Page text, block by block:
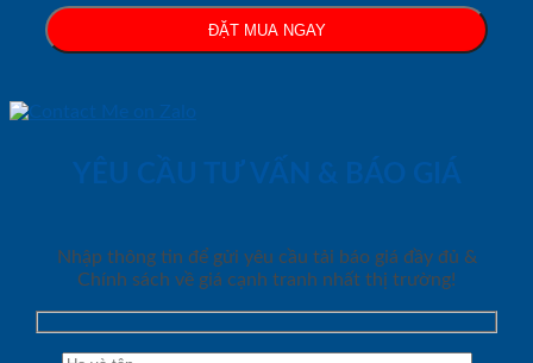
ĐẶT MUA NGAY
YÊU CẦU TƯ VẤN & BÁO GIÁ
Nhập thông tin để gửi yêu cầu tải báo giá đầy đủ &
Chính sách về giá cạnh tranh nhất thị trường!